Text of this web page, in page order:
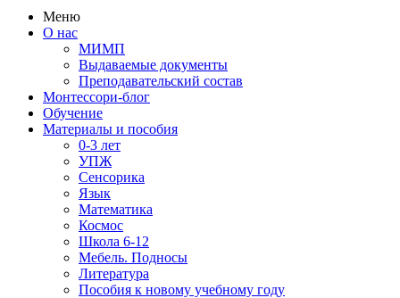
Меню
О нас
МИМП
Выдаваемые документы
Преподавательский состав
Монтессори-блог
Обучение
Материалы и пособия
0-3 лет
УПЖ
Сенсорика
Язык
Математика
Космос
Школа 6-12
Мебель. Подносы
Литература
Пособия к новому учебному году